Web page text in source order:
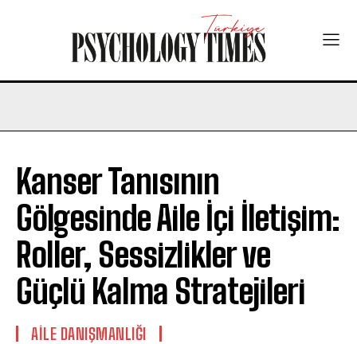
Kanser Tanısının
Gölgesinde Aile İçi İletişim:
Roller, Sessizlikler ve
Güçlü Kalma Stratejileri
AILE DANIŞMANLIĞI